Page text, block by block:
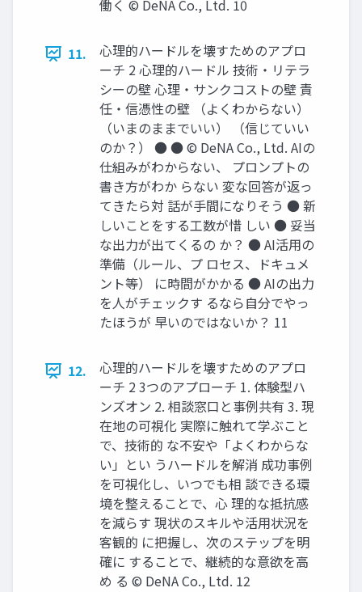
働く © DeNA Co., Ltd. 10
11.
心理的ハードルを壊すためのアプロ
ーチ 2 心理的ハードル 技術・リテラ
シーの壁 心理・サンクコストの壁 責
任・信憑性の壁 （よくわからない）
（いまのままでいい） （信じていい
のか？） ● ● © DeNA Co., Ltd. AIの
仕組みがわからない、 プロンプトの
書き方がわか らない 変な回答が返っ
てきたら対 話が手間になりそう ● 新
しいことをする工数が惜 しい ● 妥当
な出力が出てくるの か？ ● AI活用の
準備（ルール、プ ロセス、ドキュメ
ント等） に時間がかかる ● AIの出力
を人がチェックす るなら自分でやっ
たほうが 早いのではないか？ 11
12.
心理的ハードルを壊すためのアプロ
ーチ 2 3つのアプローチ 1. 体験型ハ
ンズオン 2. 相談窓口と事例共有 3. 現
在地の可視化 実際に触れて学ぶこと
で、技術的 な不安や「よくわからな
い」とい うハードルを解消 成功事例
を可視化し、いつでも相 談できる環
境を整えることで、心 理的な抵抗感
を減らす 現状のスキルや活用状況を
客観的 に把握し、次のステップを明
確に することで、継続的な意欲を高
め る © DeNA Co., Ltd. 12